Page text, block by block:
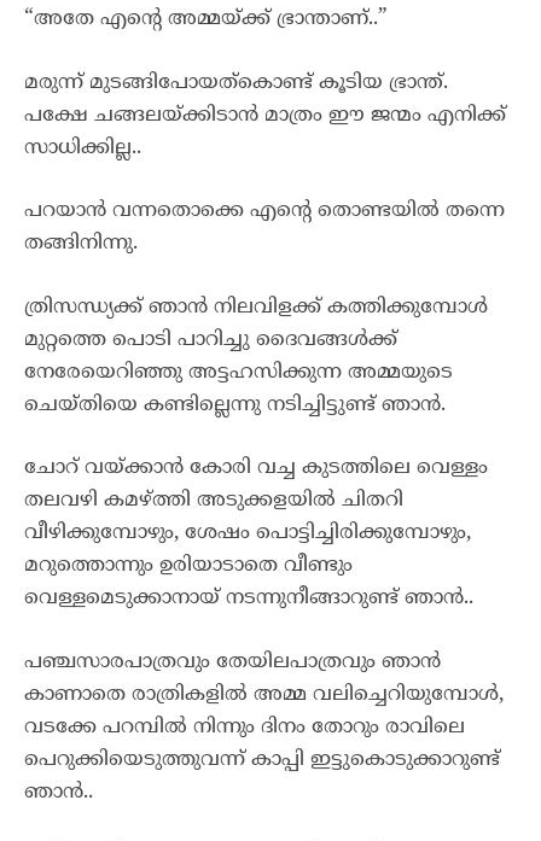
“അതേ എന്റെ അമ്മയ്ക്ക് ഭ്രാന്താണ്..”
മരുന്ന് മുടങ്ങിപോയത്കൊണ്ട് കൂടിയ ഭ്രാന്ത്.
പക്ഷേ ചങ്ങലയ്ക്കിടാൻ മാത്രം ഈ ജന്മം എനിക്ക്
സാധിക്കില്ല..
പറയാൻ വന്നതൊക്കെ എന്റെ തൊണ്ടയിൽ തന്നെ
തങ്ങിനിന്നു.
ത്രിസന്ധ്യക്ക് ഞാൻ നിലവിളക്ക് കത്തിക്കുമ്പോൾ
മുറ്റത്തെ പൊടി പാറിച്ചു ദൈവങ്ങൾക്ക്
നേരേയെറിഞ്ഞു അട്ടഹസിക്കുന്ന അമ്മയുടെ
ചെയ്തിയെ കണ്ടില്ലെന്നു നടിച്ചിട്ടുണ്ട് ഞാൻ.
ചോറ് വയ്ക്കാൻ കോരി വച്ച കുടത്തിലെ വെള്ളം
തലവഴി കമഴ്ത്തി അടുക്കളയിൽ ചിതറി
വീഴിക്കുമ്പോഴും, ശേഷം പൊട്ടിച്ചിരിക്കുമ്പോഴും,
മറുത്തൊന്നും ഉരിയാടാതെ വീണ്ടും
വെള്ളമെടുക്കാനായ് നടന്നുനീങ്ങാറുണ്ട് ഞാൻ..
പഞ്ചസാരപാത്രവും തേയിലപാത്രവും ഞാൻ
കാണാതെ രാത്രികളിൽ അമ്മ വലിച്ചെറിയുമ്പോൾ,
വടക്കേ പറമ്പിൽ നിന്നും ദിനം തോറും രാവിലെ
പെറുക്കിയെടുത്തുവന്ന് കാപ്പി ഇട്ടുകൊടുക്കാറുണ്ട്
ഞാൻ..